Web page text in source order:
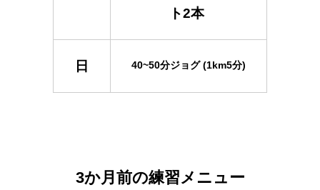
ト2本
日 40~50分ジョグ (1km5分)
3か月前の練習メニュー